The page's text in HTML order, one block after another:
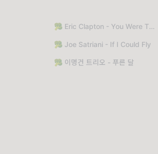
🥦 Eric Clapton - You Were There
🥦 Joe Satriani - If I Could Fly
🥦 이명건 트리오 - 푸른 달